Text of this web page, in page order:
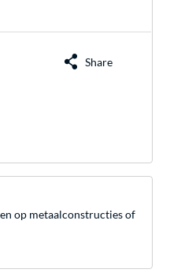
Share
op metaalconstructies of